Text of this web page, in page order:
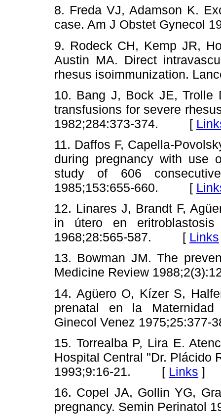
8. Freda VJ, Adamson K.
case. Am J Obstet
9. Rodeck CH, Kemp JR,
Austin MA. Direct
rhesus isoimmunization.
10. Bang J, Bock JE, Trolle
transfusions for severe
1982;284:373-374. [
11. Daffos F, Capella-
during pregnancy with use
study of 606
1985;153:655-660. [
12. Linares J, Brandt F,
in útero en
1968;28:565-587. [ Links
13. Bowman JM. The
Medicine Review
14. Agüero O, Kízer S,
prenatal en la
Ginecol Venez
15. Torrealba P, Lira E.
Hospital Central "Dr. Plácido
1993;9:16-21. [ Links ]
16. Copel JA, Gollin YG,
pregnancy. Semin